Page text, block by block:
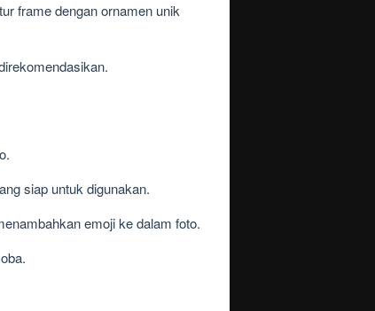
frame dengan ornamen unik
siap untuk digunakan.
emoji ke dalam foto.